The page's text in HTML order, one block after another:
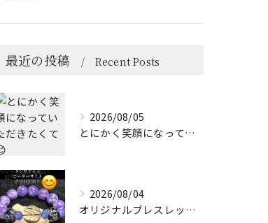
最近の投稿 Recent Posts
2026/08/05
とにかく笑顔になっていただきたくて😊
2026/08/04
オリジナルブレスレット作成してみました😊